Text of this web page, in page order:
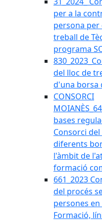
per a la
persona
treball de
programa
del lloc de
d'una borsa
CONSORCI
bases
Consorci
diferents
l'àmbit de
formació
661_2023
del procés
persones
Formació,